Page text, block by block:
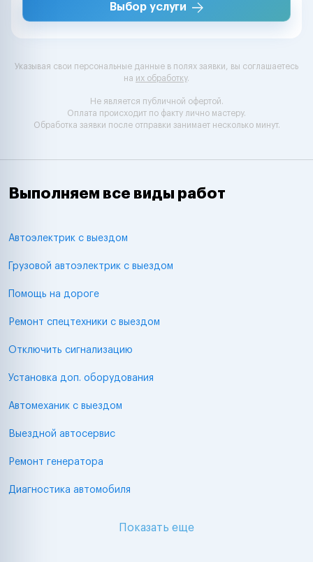
Выбор услуги
Указывая свои персональные данные в полях заявки, вы соглашаетесь
на их обработку.
Не является публичной офертой.
Оплата происходит по факту лично мастеру.
Обработка заявки после отправки занимает несколько минут.
Выполняем все виды работ
Автоэлектрик с выездом
Грузовой автоэлектрик с выездом
Помощь на дороге
Ремонт спецтехники с выездом
Отключить сигнализацию
Установка доп. оборудования
Автомеханик с выездом
Выездной автосервис
Ремонт генератора
Диагностика автомобиля
Показать еще